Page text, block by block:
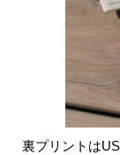
裏プリントは